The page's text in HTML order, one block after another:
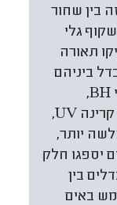
בין שחור
גלי
תאורה
ביניהם
הוא קטן. סנטפי BH,
המכילים מסנני קרינה UV,
יותר,
יספגו חלק
בין
באים